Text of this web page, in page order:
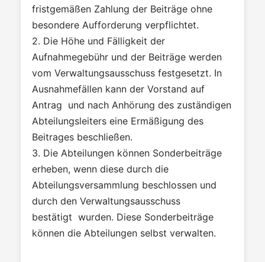
fristgemäßen Zahlung der Beiträge ohne
besondere Aufforderung verpflichtet.
2. Die Höhe und Fälligkeit der
Aufnahmegebühr und der Beiträge werden
vom Verwaltungsausschuss festgesetzt. In
Ausnahmefällen kann der Vorstand auf
Antrag und nach Anhörung des zuständigen
Abteilungsleiters eine Ermäßigung des
Beitrages beschließen.
3. Die Abteilungen können Sonderbeiträge
erheben, wenn diese durch die
Abteilungsversammlung beschlossen und
durch den Verwaltungsausschuss
bestätigt wurden. Diese Sonderbeiträge
können die Abteilungen selbst verwalten.